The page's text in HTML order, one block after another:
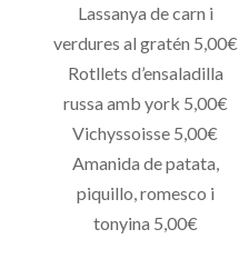
Lassanya de carn i
verdures al gratén 5,00€
Rotllets d’ensaladilla
russa amb york 5,00€
Vichyssoisse 5,00€
Amanida de patata,
piquillo, romesco i
tonyina 5,00€